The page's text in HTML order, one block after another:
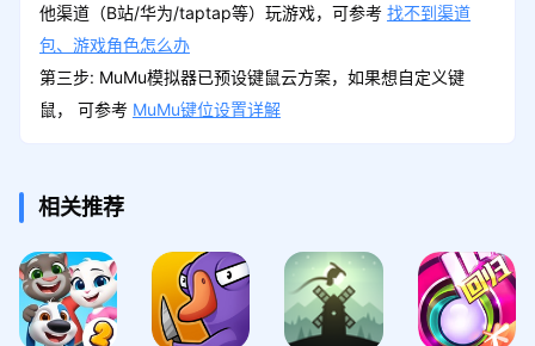
他渠道（B站/华为/taptap等）玩游戏，可参考 找不到渠道
包、游戏角色怎么办
第三步: MuMu模拟器已预设键鼠云方案，如果想自定义键
鼠， 可参考 MuMu键位设置详解
相关推荐